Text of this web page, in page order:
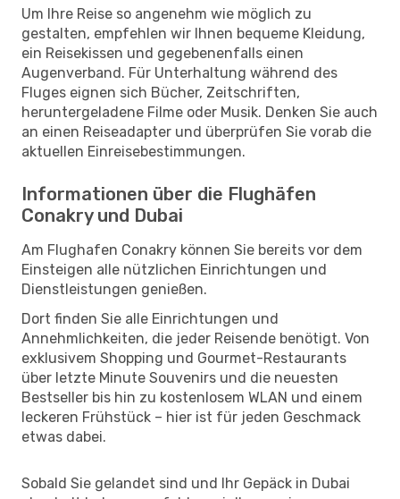
Um Ihre Reise so angenehm wie möglich zu
gestalten, empfehlen wir Ihnen bequeme Kleidung,
ein Reisekissen und gegebenenfalls einen
Augenverband. Für Unterhaltung während des
Fluges eignen sich Bücher, Zeitschriften,
heruntergeladene Filme oder Musik. Denken Sie auch
an einen Reiseadapter und überprüfen Sie vorab die
aktuellen Einreisebestimmungen.
Informationen über die Flughäfen
Conakry und Dubai
Am Flughafen Conakry können Sie bereits vor dem
Einsteigen alle nützlichen Einrichtungen und
Dienstleistungen genießen.
Dort finden Sie alle Einrichtungen und
Annehmlichkeiten, die jeder Reisende benötigt. Von
exklusivem Shopping und Gourmet-Restaurants
über letzte Minute Souvenirs und die neuesten
Bestseller bis hin zu kostenlosem WLAN und einem
leckeren Frühstück – hier ist für jeden Geschmack
etwas dabei.
Sobald Sie gelandet sind und Ihr Gepäck in Dubai